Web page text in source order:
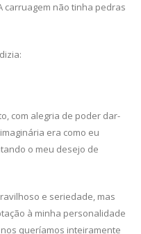
carruagem não tinha pedras
com alegria de poder dar-
era como eu
o meu desejo de
e seriedade, mas
à minha personalidade
queríamos inteiramente